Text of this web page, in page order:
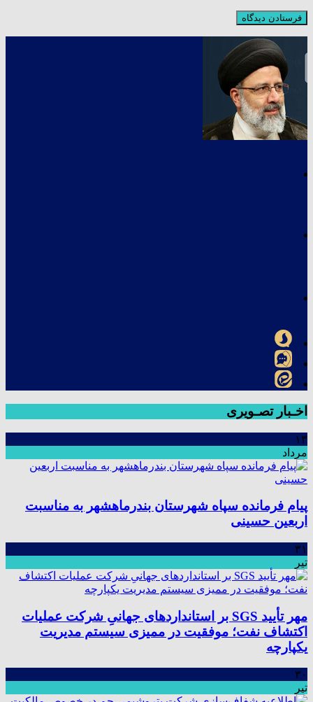
اخـبار تصـویری
۱۳
مرداد
پیام فرمانده سپاه شهرستان بندرماهشهر به مناسبت
اربعین حسینی
۳۱
تیر
مهر تأیید SGS بر استانداردهای جهانیِ شرکت عملیات
اکتشاف نفت؛ موفقیت در ممیزی سیستم مدیریت
یکپارچه
۳۰
تیر